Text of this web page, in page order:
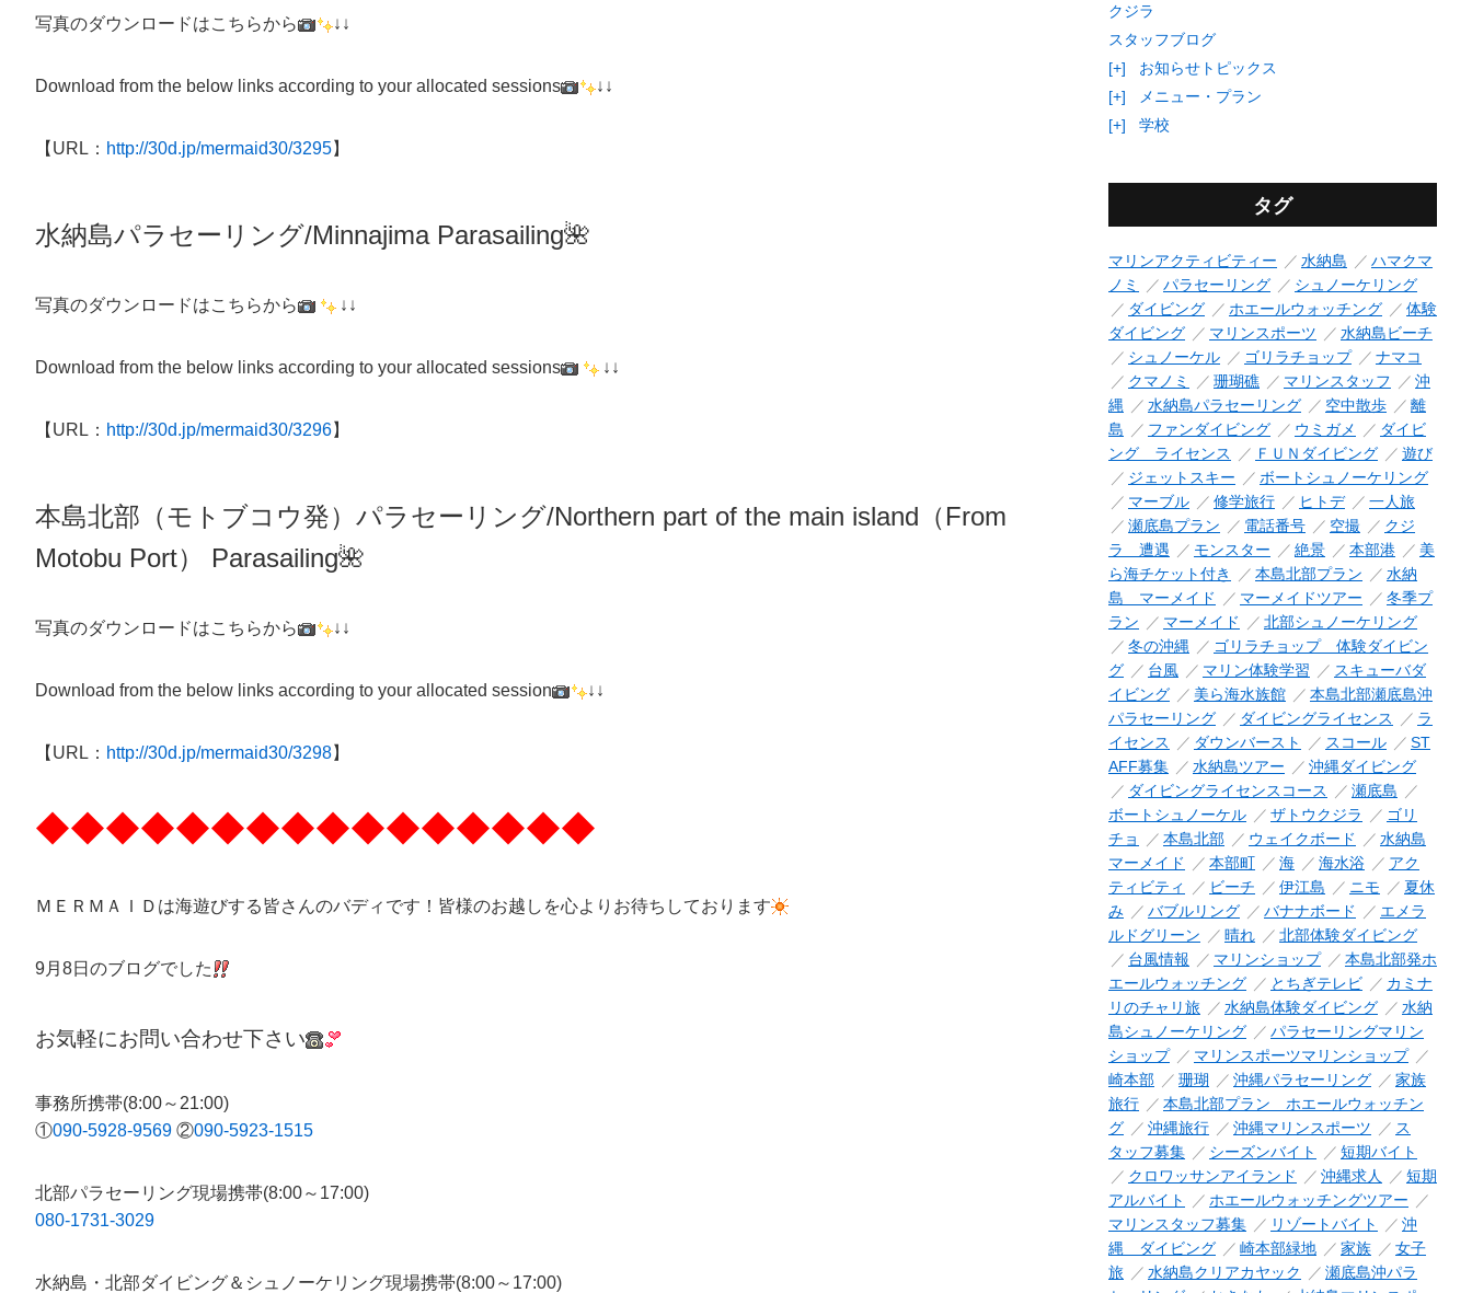
写真のダウンロードはこちらから ↓↓
Download from the below links according to your allocated sessions ↓↓
【URL： http://30d.jp/mermaid30/3295】
水納島パラセーリング/Minnajima Parasailing🌺
写真のダウンロードはこちらから ↓↓
Download from the below links according to your allocated sessions ↓↓
【URL： http://30d.jp/mermaid30/3296】
本島北部（モトブコウ発）パラセーリング/Northern part of the main island（From
Motobu Port）
Parasailing🌺
写真のダウンロードはこちらから ↓↓
Download from the below links according to your allocated session ↓↓
【URL： http://30d.jp/mermaid30/3298】
◆◆◆◆◆◆◆◆◆◆◆◆◆◆◆◆
ＭＥＲＭＡＩＤは海遊びする皆さんのバディです！皆様のお越しを心よりお待ちしております
9月8日のブログでした
お気軽にお問い合わせ下さい
事務所携帯(8:00～21:00)
①090-5928-9569 ②090-5923-1515
北部パラセーリング現場携帯(8:00～17:00)
080-1731-3029
水納島・北部ダイビング＆シュノーケリング現場携帯(8:00～17:00)
クジラ
スタッフブログ
[+]
お知らせトピックス
[+]
メニュー・プラン
[+]
学校
タグ
マリンアクティビティー 水納島
ハマクマ
ノミ
パラセーリング
シュノーケリング
ダイビング
ホエールウォッチング
体験
ダイビング
マリンスポーツ
水納島ビーチ
シュノーケル
ゴリラチョップ
ナマコ
クマノミ
珊瑚礁 マリンスタッフ
沖
縄
水納島パラセーリング 空中散歩
離
島
ファンダイビング ウミガメ
ダイビ
ング ライセンス
ＦＵＮダイビング
遊び
ジェットスキー
ボートシュノーケリング
マーブル
修学旅行 ヒトデ
一人旅
瀬底島プラン
電話番号 空撮
クジ
ラ 遭遇
モンスター 絶景 本部港
美
ら海チケット付き
本島北部プラン
水納
島 マーメイド
マーメイドツアー
冬季プ
ラン
マーメイド
北部シュノーケリング
冬の沖縄
ゴリラチョップ 体験ダイビン
グ
台風 マリン体験学習
スキューバダ
イビング
美ら海水族館
本島北部瀬底島沖
パラセーリング
ダイビングライセンス
ラ
イセンス
ダウンバースト スコール
ST
AFF募集
水納島ツアー
沖縄ダイビング
ダイビングライセンスコース
瀬底島
ボートシュノーケル
ザトウクジラ
ゴリ
チョ
本島北部 ウェイクボード
水納島
マーメイド
本部町 海 海水浴
アク
ティビティ
ビーチ 伊江島 ニモ
夏休
み
バブルリング バナナボード
エメラ
ルドグリーン
晴れ
北部体験ダイビング
台風情報
マリンショップ
本島北部発ホ
エールウォッチング
とちぎテレビ
カミナ
リのチャリ旅
水納島体験ダイビング
水納
島シュノーケリング
パラセーリングマリン
ショップ
マリンスポーツマリンショップ
崎本部
珊瑚 沖縄パラセーリング
家族
旅行
本島北部プラン ホエールウォッチン
グ
沖縄旅行 沖縄マリンスポーツ
ス
タッフ募集
シーズンバイト
短期バイト
クロワッサンアイランド
沖縄求人
短期
アルバイト
ホエールウォッチングツアー
マリンスタッフ募集
リゾートバイト
沖
縄 ダイビング
崎本部緑地 家族
女子
旅
水納島クリアカヤック
瀬底島沖パラ